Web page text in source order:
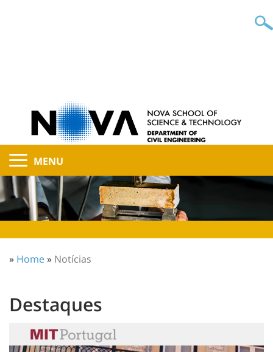
MENU
» Home» Notícias
Destaques